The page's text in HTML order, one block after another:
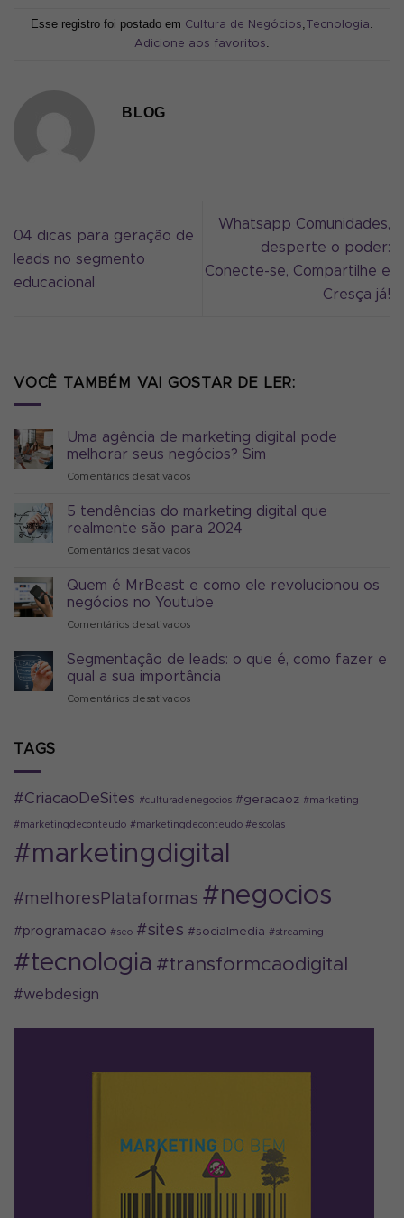
Esse registro foi postado em Cultura de Negócios Tecnologia
Adicione aos favoritos
BLOG
04 dicas para geração de
leads no segmento
educacional
Whatsapp Comunidades,
desperte o poder:
Conecte-se, Compartilhe e
Cresça já!
VOCÊ TAMBÉM VAI GOSTAR DE LER:
Uma agência de marketing digital pode
melhorar seus negócios? Sim
Comentários desativados
agência
de
melhorar
seus
5 tendências do marketing digital que
realmente são para 2024
Comentários desativados
tendências
do
realmente
são
Quem é MrBeast e como ele revolucionou os
negócios no Youtube
Comentários desativados
é
MrBeast
Youtube
Segmentação de leads: o que é, como fazer e
qual a sua importância
Comentários desativados
como
fazer
qual
a
importância
TAGS
#CriacaoDeSites #culturadenegocios #geracaoz #marketing
#marketingdeconteudo #marketingdeconteudo #escolas
#marketingdigital
#melhoresPlataformas #negocios
#programacao #seo #sites #socialmedia #streaming
#tecnologia #transformcaodigital
#webdesign